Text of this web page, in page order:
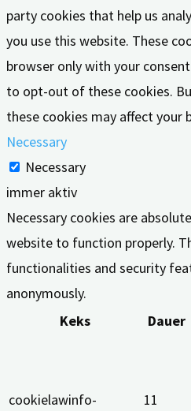
party cookies that help us
you use this website. These
browser only with your
to opt-out of these cookies.
these cookies may affect your
Necessary
Necessary
immer aktiv
Necessary cookies are
website to function properly.
functionalities and security
anonymously.
Keks
Dauer
cookielawinfo-
11